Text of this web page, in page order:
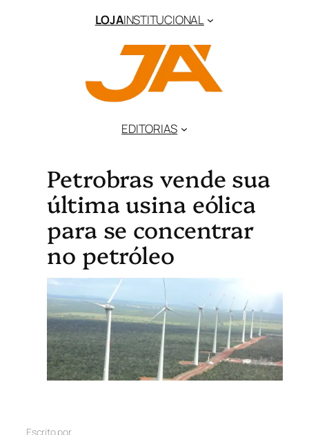
LOJAINSTITUCIONAL
EDITORIAS
Petrobras vende sua
última usina eólica
para se concentrar
no petróleo
Escrito por